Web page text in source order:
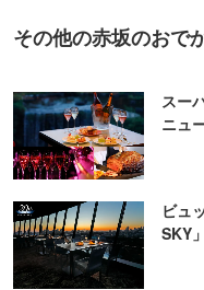
その他の赤坂のおで
スー
ニュ
ビュ
SKY」